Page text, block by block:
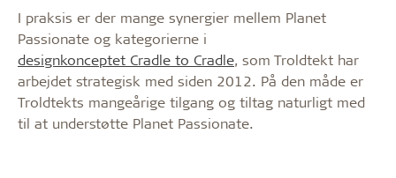
I praksis er der mange synergier mellem Planet
Passionate og kategorierne i
designkonceptet Cradle to Cradle, som Troldtekt har
arbejdet strategisk med siden 2012. På den måde er
Troldtekts mangeårige tilgang og tiltag naturligt med
til at understøtte Planet Passionate.